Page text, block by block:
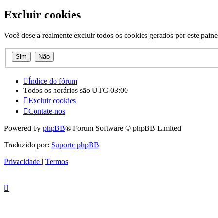
Excluir cookies
Você deseja realmente excluir todos os cookies gerados por este
Índice do fórum
Todos os horários são UTC-03:00
Excluir cookies
Contate-nos
Powered by phpBB® Forum Software © phpBB Limited
Traduzido por: Suporte phpBB
Privacidade | Termos